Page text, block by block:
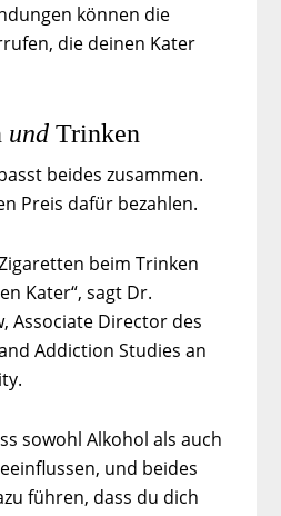
können die
die deinen Kater
und Trinken
beides zusammen.
Preis dafür bezahlen.
beim Trinken
Kater“, sagt Dr.
Associate Director des
Addiction Studies an
sowohl Alkohol als auch
und beides
führen, dass du dich